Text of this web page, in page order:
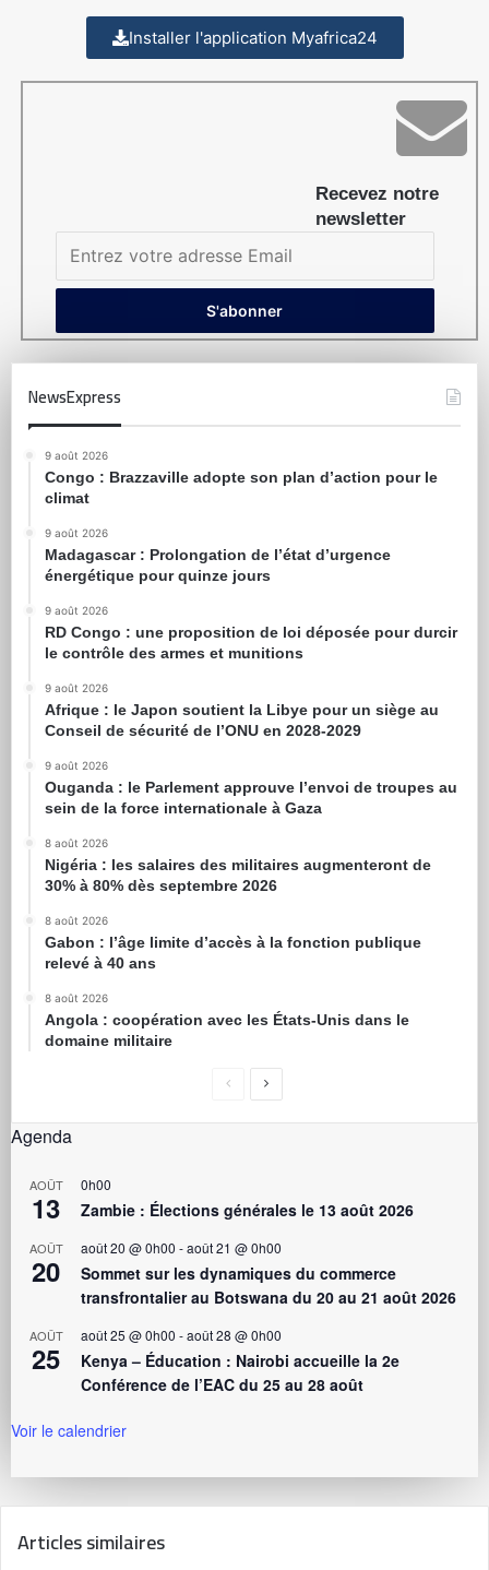
Installer l'application Myafrica24
Recevez notre
newsletter
NewsExpress
9 août 2026
Congo : Brazzaville adopte son plan d’action pour le
climat
9 août 2026
Madagascar : Prolongation de l’état d’urgence
énergétique pour quinze jours
9 août 2026
RD Congo : une proposition de loi déposée pour durcir
le contrôle des armes et munitions
9 août 2026
Afrique : le Japon soutient la Libye pour un siège au
Conseil de sécurité de l’ONU en 2028-2029
9 août 2026
Ouganda : le Parlement approuve l’envoi de troupes au
sein de la force internationale à Gaza
8 août 2026
Nigéria : les salaires des militaires augmenteront de
30% à 80% dès septembre 2026
8 août 2026
Gabon : l’âge limite d’accès à la fonction publique
relevé à 40 ans
8 août 2026
Angola : coopération avec les États-Unis dans le
domaine militaire
Agenda
AOÛT
13
0h00
Zambie : Élections générales le 13 août 2026
AOÛT
20
août 20 @ 0h00 -août 21 @ 0h00
Sommet sur les dynamiques du commerce
transfrontalier au Botswana du 20 au 21 août 2026
AOÛT
25
août 25 @ 0h00 -août 28 @ 0h00
Kenya – Éducation : Nairobi accueille la 2e
Conférence de l’EAC du 25 au 28 août
Voir le calendrier
Articles similaires